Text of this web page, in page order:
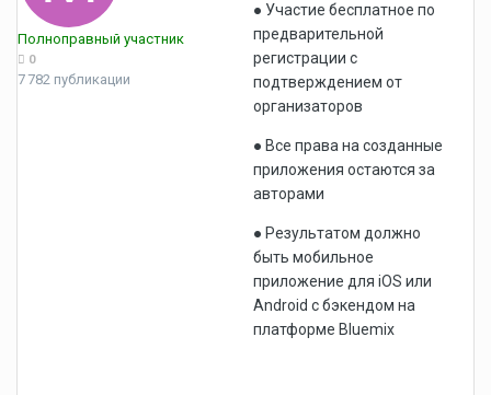
Полноправный участник
0
7 782 публикации
● Участие бесплатное по
предварительной
регистрации с
подтверждением от
организаторов
● Все права на созданные
приложения остаются за
авторами
● Результатом должно
быть мобильное
приложение для iOS или
Android с бэкендом на
платформе Bluemix